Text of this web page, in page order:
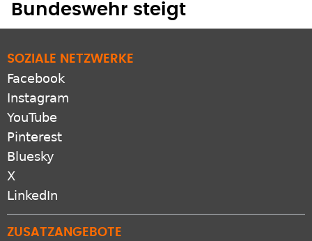
Bundeswehr steigt
SOZIALE NETZWERKE
Facebook
Instagram
YouTube
Pinterest
Bluesky
X
LinkedIn
ZUSATZANGEBOTE